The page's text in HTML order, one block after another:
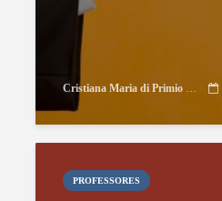
Cristiana Maria di Primio Gonçalves
PROFESSORES